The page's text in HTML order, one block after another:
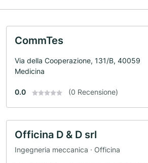
CommTes
Via della Cooperazione, 131/B, 40059
Medicina
0.0 (0 Recensione)
Officina D & D srl
Ingegneria meccanica · Officina